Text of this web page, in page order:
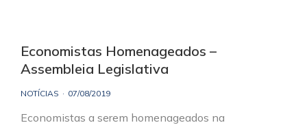
Economistas Homenageados –
Assembleia Legislativa
NOTÍCIAS 07/08/2019
Economistas a serem homenageados na